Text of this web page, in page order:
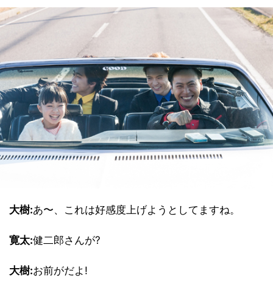
大樹:あ〜、これは好感度上げようとしてますね。
寛太:健二郎さんが?
大樹:お前がだよ!